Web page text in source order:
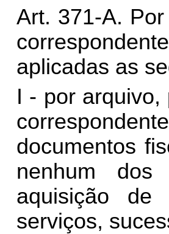
Art. 371-A.
aplicadas as
I - por
documentos
nenhum dos
aquisição de
serviços,